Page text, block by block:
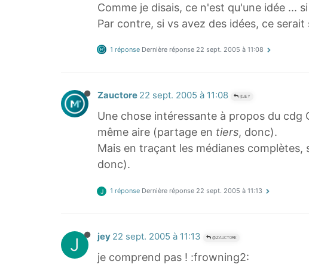
Comme je disais, ce n'est qu'une idée ...
Par contre, si vs avez des idées, ce
1 réponse Dernière réponse 22 sept. 2005 à 11:08
Zauctore 22 sept. 2005 à 11:08 @JEY
Une chose intéressante à propos du
même aire (partage en tiers, donc).
Mais en traçant les médianes
donc).
J 1 réponse Dernière réponse 22 sept. 2005 à 11:13
J jey 22 sept. 2005 à 11:13 @ZAUCTORE
je comprend pas ! :frowning2: